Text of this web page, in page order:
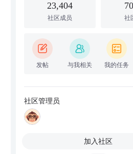
23,404
社区成员 社
发帖 与我相关 我的任务
社区管理员
加入社区